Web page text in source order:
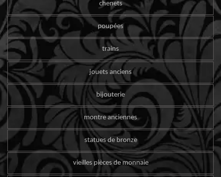
chenets
poupées
trains
jouets anciens
bijouterie
montre anciennes
statues de bronze
vieilles pièces de monnaie